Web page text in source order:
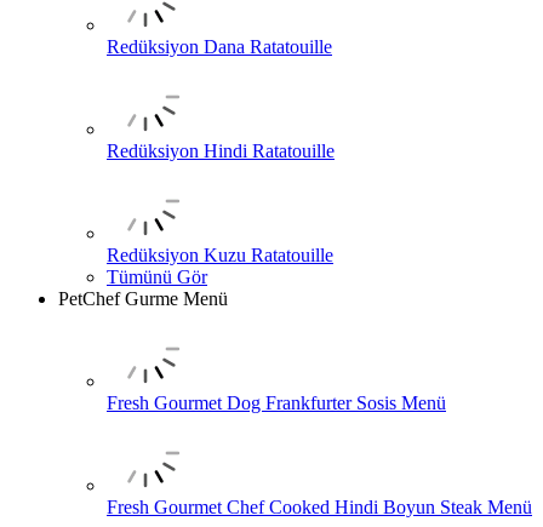
Redüksiyon Dana Ratatouille
Redüksiyon Hindi Ratatouille
Redüksiyon Kuzu Ratatouille
Tümünü Gör
PetChef Gurme Menü
Fresh Gourmet Dog Frankfurter Sosis Menü
Fresh Gourmet Chef Cooked Hindi Boyun Steak Menü